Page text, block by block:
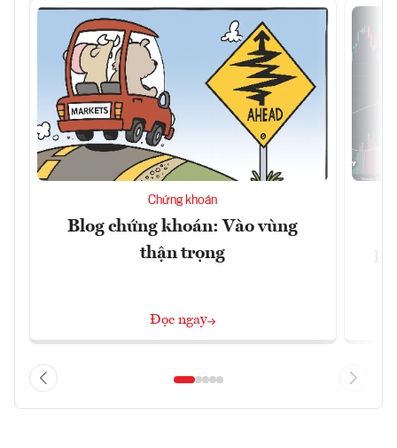
Chứng khoán
Blog chứng khoán: Vào vùng
thận trọng
Đọc ngay